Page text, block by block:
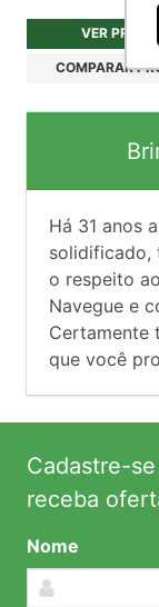
VER
COMPARAR
Há 31 anos
solidificado,
o respeito
Navegue e
Certamente
que você
Cadastre-
receba
Nome